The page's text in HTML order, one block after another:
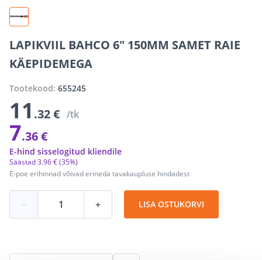
LAPIKVIIL BAHCO 6" 150MM SAMET RAIE
KÄEPIDEMEGA
Tootekood: 655245
11 .32 € /tk
7.36 €
E-poe erihinnad võivad erineda tavakaupluse hindadest
Säästad3.96 €(35%)
E-hind sisselogitud kliendile
− + LISA OSTUKORVI